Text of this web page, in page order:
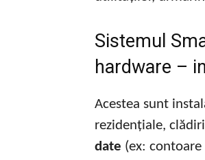
Sistemul
hardware –
Acestea sunt
rezidențiale,
date (ex: